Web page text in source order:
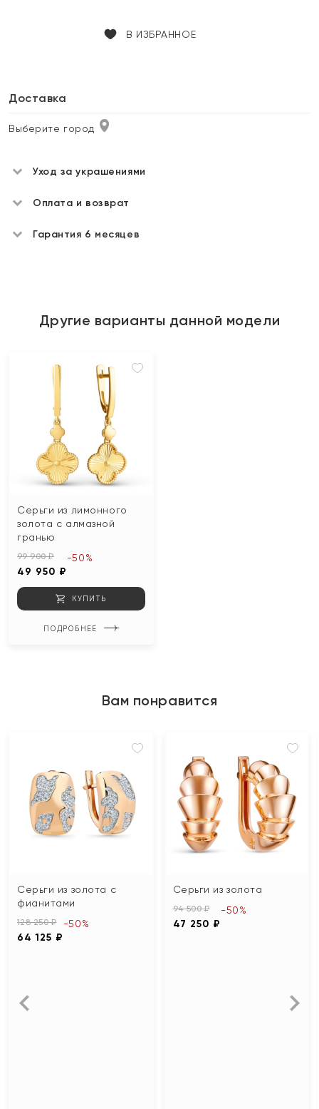
В ИЗБРАННОЕ
Доставка
Выберите город
Уход за украшениями
Оплата и возврат
Гарантия 6 месяцев
Другие варианты данной модели
Серьги из лимонного
золота с алмазной
гранью
99 900 ₽
49 950 ₽
-50%
КУПИТЬ
ПОДРОБНЕЕ
Вам понравится
Серьги из золота с
фианитами
128 250 ₽
64 125 ₽
-50%
Серьги из золота
94 500 ₽
47 250 ₽
-50%